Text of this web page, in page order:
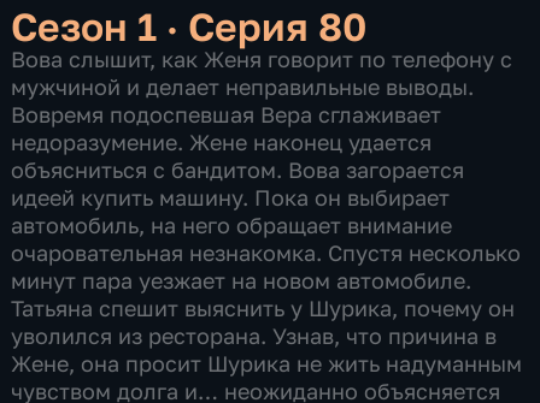
Сезон 1 · Серия 80
Вова слышит, как Женя говорит по телефону с
мужчиной и делает неправильные выводы.
Вовремя подоспевшая Вера сглаживает
недоразумение. Жене наконец удается
объясниться с бандитом. Вова загорается
идеей купить машину. Пока он выбирает
автомобиль, на него обращает внимание
очаровательная незнакомка. Спустя несколько
минут пара уезжает на новом автомобиле.
Татьяна спешит выяснить у Шурика, почему он
уволился из ресторана. Узнав, что причина в
Жене, она просит Шурика не жить надуманным
чувством долга и… неожиданно объясняется